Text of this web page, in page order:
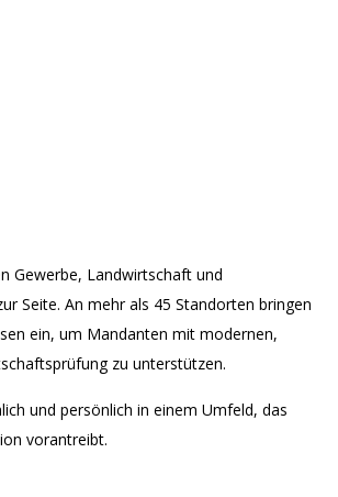
Gewerbe, Landwirtschaft und
Seite. An mehr als 45 Standorten bringen
ein, um Mandanten mit modernen,
zu unterstützen.
und persönlich in einem Umfeld, das
vorantreibt.